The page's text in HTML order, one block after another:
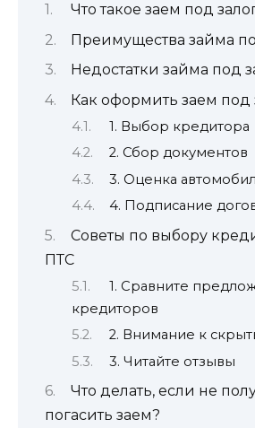
Что такое заем под
Преимущества займа
Недостатки займа под
Как оформить заем под
1. Выбор кредитора
2. Сбор документов
3. Оценка
4. Подписание
Советы по выбору
ПТС
1. Сравните
кредиторов
2. Внимание к
3. Читайте отзывы
Что делать, если не
погасить заем?